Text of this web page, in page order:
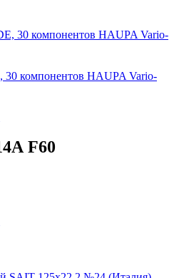
30 компонентов HAUPA Vario-
F60